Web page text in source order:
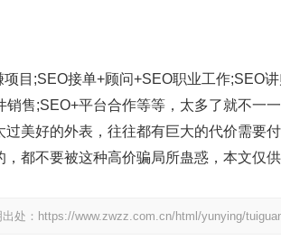
;SEO接单+顾问+SEO职业工作;SEO讲
售;SEO+平台合作等等，太多了就不一
美好的外表，往往都有巨大的代价需要
都不要被这种高价骗局所蛊惑，本文仅供
处： https://www.zwzz.com.cn/html/yunying/